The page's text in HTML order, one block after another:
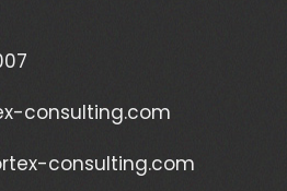
consulting.com
consulting.com